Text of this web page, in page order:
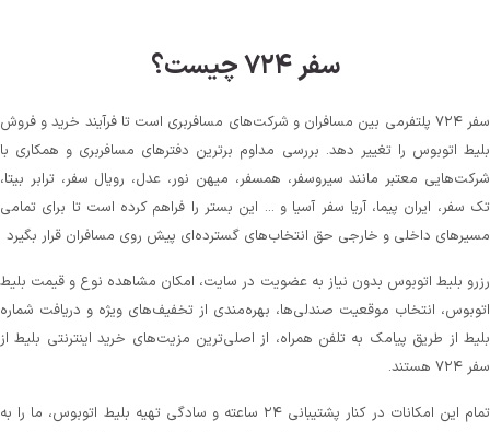
سفر ۷۲۴ چیست؟
سفر ۷۲۴ پلتفرمی بین مسافران و شرکت‌های مسافربری است تا فرآیند خرید و فروش
بلیط اتوبوس را تغییر دهد. بررسی مداوم برترین دفترهای مسافربری و همکاری با
شرکت‌هایی معتبر مانند سیروسفر، همسفر، میهن‌ نور، عدل، رویال سفر، ترابر بیتا،
تک سفر، ایران پیما، آریا سفر آسیا و ... این بستر را فراهم کرده است تا برای تمامی
مسیرهای داخلی و خارجی حق انتخاب‌های گسترده‌ای پیش روی مسافران قرار بگیرد
رزرو بلیط اتوبوس بدون نیاز به عضویت در سایت، امکان مشاهده نوع و قیمت بلیط
اتوبوس، انتخاب موقعیت صندلی‌ها، بهره‌مندی از تخفیف‌های ویژه و دریافت شماره‌
بلیط از طریق پیامک به تلفن همراه، از اصلی‌ترین مزیت‌های خرید اینترنتی بلیط از
سفر ۷۲۴ هستند.
تمام این امکانات در کنار پشتیبانی‌ ۲۴ ساعته و سادگی تهیه بلیط اتوبوس، ما را به